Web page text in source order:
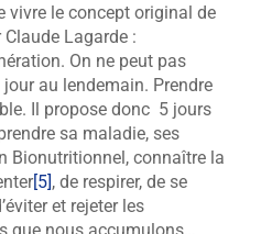
vivre le concept original de
Lagarde :
On ne peut pas
au lendemain. Prendre
Il propose donc 5 jours
sa maladie, ses
Bionutritionnel, connaître la
[5], de respirer, de se
et rejeter les